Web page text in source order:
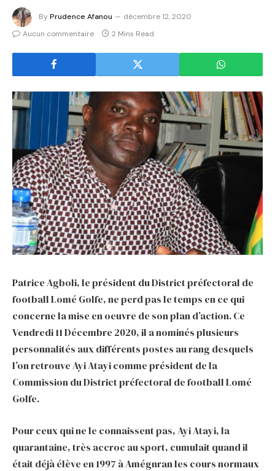
ByPrudence Afanou
décembre 12, 2020
Aucun commentaire
2 Mins Read
Patrice Agboli, le président du District préfectoral de
football Lomé Golfe, ne perd pas le temps en ce qui
concerne la mise en oeuvre de son plan d’action. Ce
Vendredi 11 Décembre 2020, il a nominés plusieurs
personnalités aux différents postes au rang desquels
l’on retrouve Ayi Atayi comme président de la
Commission du District préfectoral de football Lomé
Golfe.
Pour ceux qui ne le connaissent pas, Ayi Atayi, la
quarantaine, très accroc au sport, cumulait quand il
était déjà élève en 1997 à Amégnran les cours normaux